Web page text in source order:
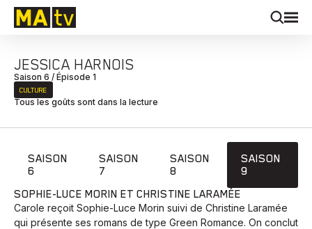
JESSICA HARNOIS
Saison 6 / Épisode 1
CULTURE
Tous les goûts sont dans la lecture
SAISON
6
SAISON
7
SAISON
8
SAISON
9
SOPHIE-LUCE MORIN ET CHRISTINE LARAMÉE
Carole reçoit Sophie-Luce Morin suivi de Christine Laramée
qui présente ses romans de type Green Romance. On conclut